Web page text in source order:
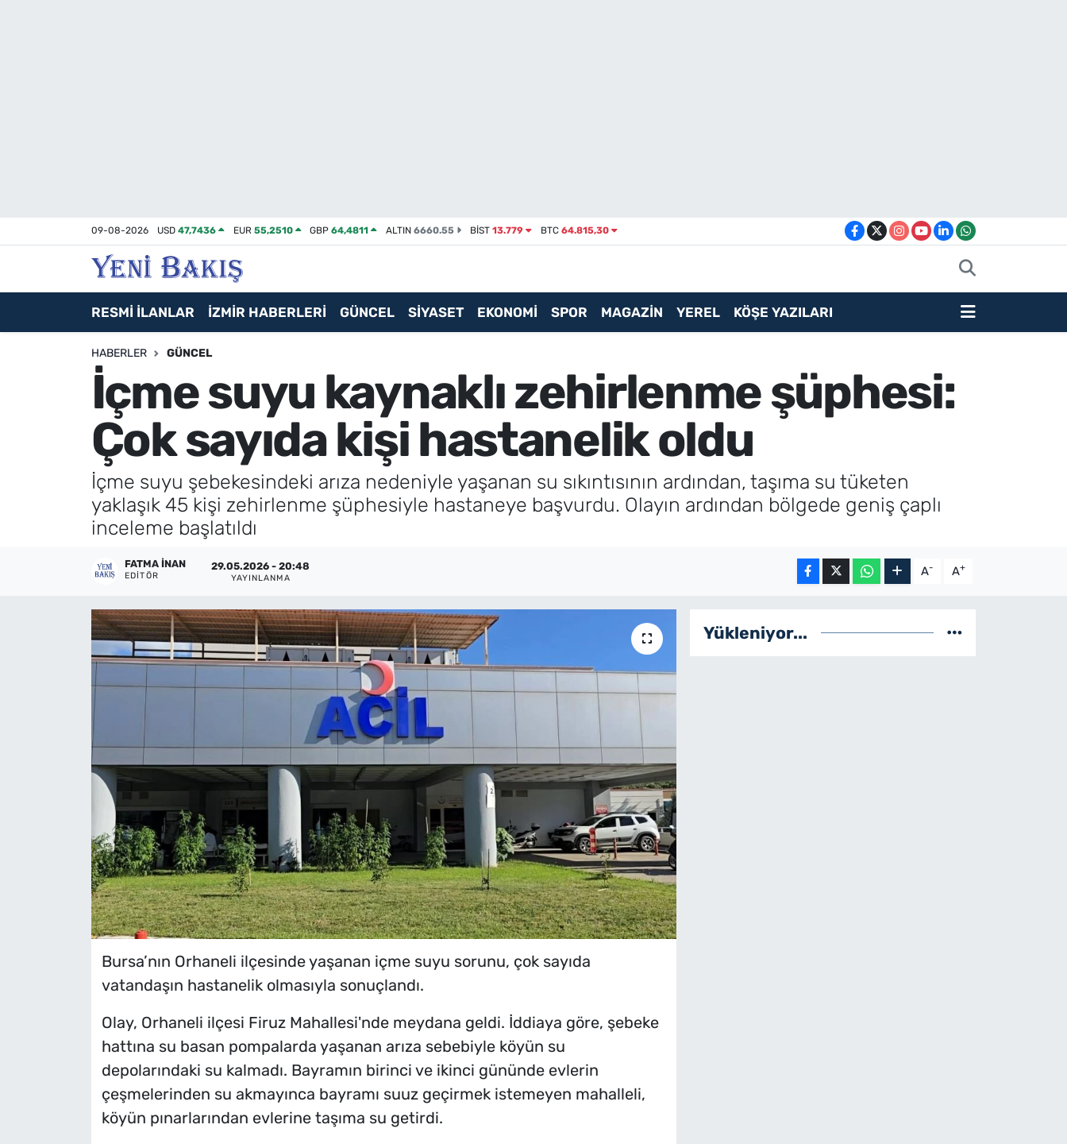
09-08-2026 USD47,7436 EUR 55,2510 GBP64,4811 ALTIN 6660.55 BİST13.779 BTC 64.815,30
RESMİ İLANLAR İZMİR HABERLERİ GÜNCEL SİYASET EKONOMİ SPOR MAGAZİN YEREL KÖŞE YAZILARI
HABERLER GÜNCEL
İçme suyu kaynaklı zehirlenme şüphesi:
Çok sayıda kişi hastanelik oldu
İçme suyu şebekesindeki arıza nedeniyle yaşanan su sıkıntısının ardından, taşıma su tüketen
yaklaşık 45 kişi zehirlenme şüphesiyle hastaneye başvurdu. Olayın ardından bölgede geniş çaplı
inceleme başlatıldı
FATMA İNAN
EDITÖR
29.05.2026 - 20:48
YAYINLANMA A- A+
Bursa’nın Orhaneli ilçesinde yaşanan içme suyu sorunu, çok sayıda
vatandaşın hastanelik olmasıyla sonuçlandı.
Olay, Orhaneli ilçesi Firuz Mahallesi'nde meydana geldi. İddiaya göre, şebeke
hattına su basan pompalarda yaşanan arıza sebebiyle köyün su
depolarındaki su kalmadı. Bayramın birinci ve ikinci gününde evlerin
çeşmelerinden su akmayınca bayramı suuz geçirmek istemeyen mahalleli,
köyün pınarlarından evlerine taşıma su getirdi.
Yükleniyor...
Asayiş / Polis-Adliye
Magazin
İletişim